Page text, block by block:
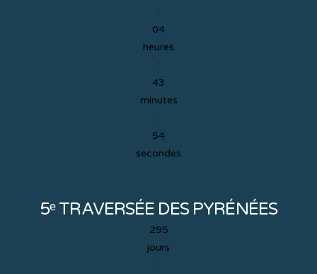
:
04
heures
:
43
minutes
:
53
secondes
5ᵉ TRAVERSÉE DES PYRÉNÉES
295
jours
: